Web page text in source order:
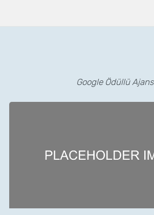
Google Ödüllü Ajans